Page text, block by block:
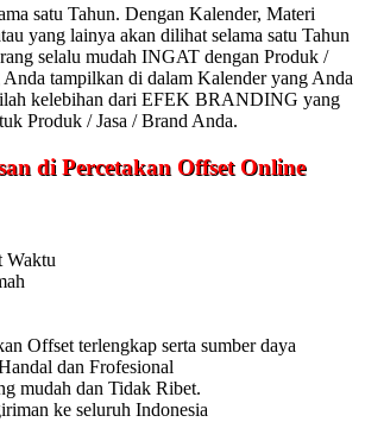
satu Tahun. Dengan Kalender, Materi
yang lainya akan dilihat selama satu Tahun
selalu mudah INGAT dengan Produk /
Anda tampilkan di dalam Kalender yang Anda
kelebihan dari EFEK BRANDING yang
Produk / Jasa / Brand Anda.
di Percetakan Offset Online
Waktu
Offset terlengkap serta sumber daya
dan Frofesional
mudah dan Tidak Ribet.
ke seluruh Indonesia